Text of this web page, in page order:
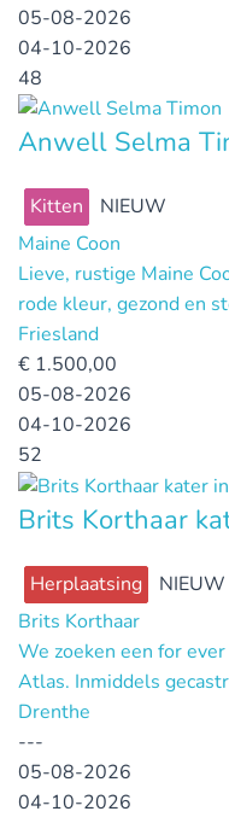
05-08-2026
04-10-2026
48
Anwell Selma
Kitten
NIEUW
Maine Coon
Lieve, rustige Maine
rode kleur, gezond en
Friesland
€ 1.500,00
05-08-2026
04-10-2026
52
Brits Korthaar
Herplaatsing
NIEUW
Brits Korthaar
We zoeken een for
Atlas. Inmiddels
Drenthe
---
05-08-2026
04-10-2026